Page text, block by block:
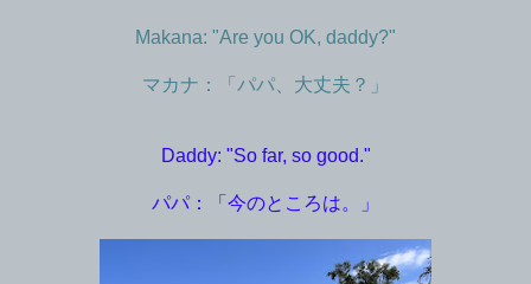
Makana: "Are you OK, daddy?"
マカナ：「パパ、大丈夫？」
Daddy: "So far, so good."
パパ：「今のところは。」